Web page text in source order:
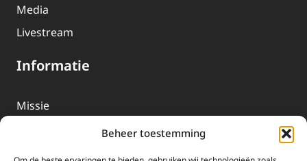
Beheer toestemming
Media
Livestream
Informatie
Missie